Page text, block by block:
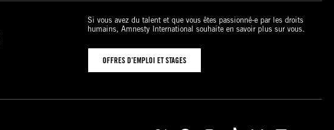
Si vous avez du talent et que vous êtes passionné-e par les droits
humains, Amnesty International souhaite en savoir plus sur vous.
OFFRES D’EMPLOI ET STAGES